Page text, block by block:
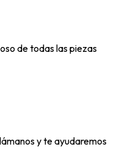
de todas las piezas
y te ayudaremos